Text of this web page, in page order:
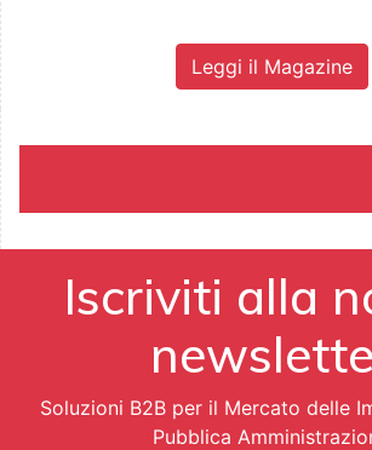
Leggi il Magazine
Iscriviti alla
Soluzioni B2B per il Mercato delle
Pubblica